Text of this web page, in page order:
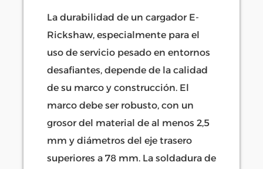
La durabilidad de un cargador E-
Rickshaw, especialmente para el
uso de servicio pesado en entornos
desafiantes, depende de la calidad
de su marco y construcción. El
marco debe ser robusto, con un
grosor del material de al menos 2,5
mm y diámetros del eje trasero
superiores a 78 mm. La soldadura de